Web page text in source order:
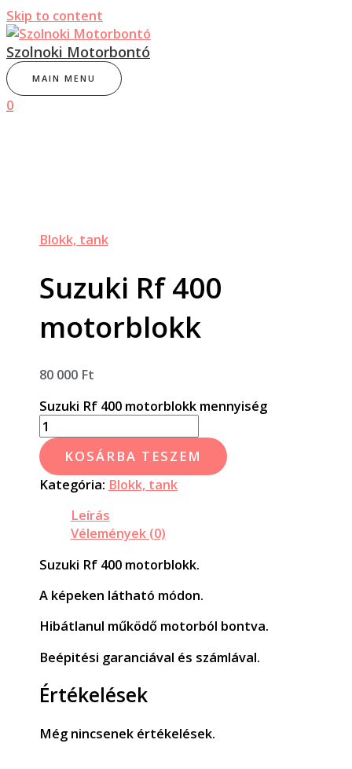
Skip to content
Szolnoki Motorbontó
MAIN MENU
0
Blokk, tank
Suzuki Rf 400
motorblokk
80 000 Ft
Suzuki Rf 400 motorblokk mennyiség
KOSÁRBA TESZEM
Kategória: Blokk, tank
Leírás
Vélemények (0)
Suzuki Rf 400 motorblokk.
A képeken látható módon.
Hibátlanul működő motorból bontva.
Beépitési garanciával és számlával.
Értékelések
Még nincsenek értékelések.